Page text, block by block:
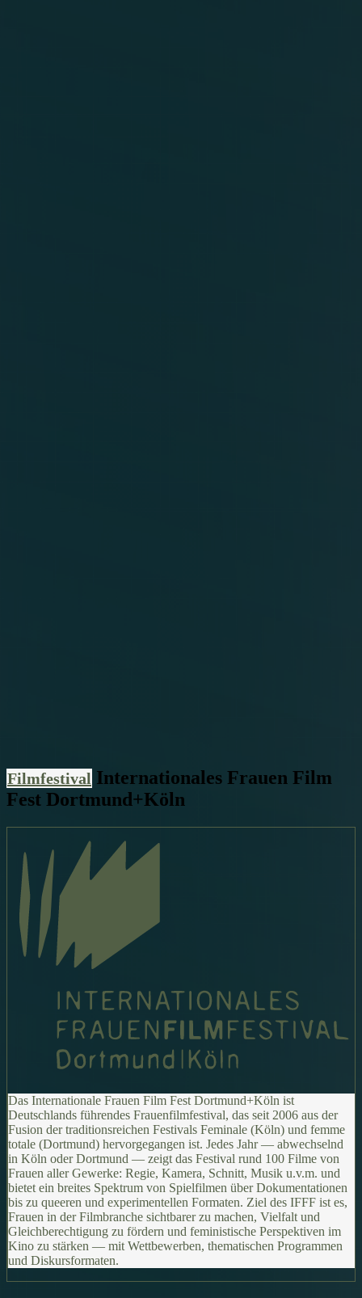
Filmfestival Internationales Frauen Film
Fest Dortmund+Köln
Das Internationale Frauen Film Fest Dortmund+Köln ist
Deutschlands führendes Frauenfilmfestival, das seit 2006 aus der
Fusion der traditionsreichen Festivals Feminale (Köln) und femme
totale (Dortmund) hervorgegangen ist. Jedes Jahr — abwechselnd
in Köln oder Dortmund — zeigt das Festival rund 100 Filme von
Frauen aller Gewerke: Regie, Kamera, Schnitt, Musik u.v.m. und
bietet ein breites Spektrum von Spielfilmen über Dokumentationen
bis zu queeren und experimentellen Formaten. Ziel des IFFF ist es,
Frauen in der Filmbranche sichtbarer zu machen, Vielfalt und
Gleichberechtigung zu fördern und feministische Perspektiven im
Kino zu stärken — mit Wettbewerben, thematischen Programmen
und Diskursformaten.